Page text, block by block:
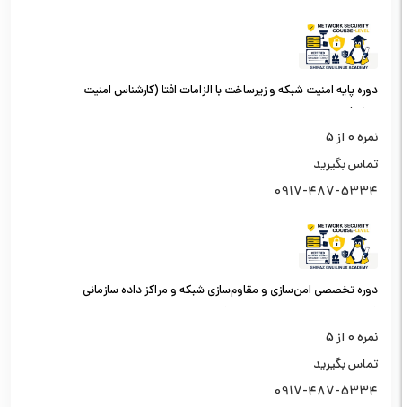
دوره پایه امنیت شبکه و زیرساخت با الزامات افتا (کارشناس امنیت
شبکه)
نمره0 از 5
تماس بگیرید
0917-487-5334
دوره تخصصی امن‌سازی و مقاوم‌سازی شبکه و مراکز داده سازمانی
(کارشناس امنیت شبکه سطح یک)
نمره0 از 5
تماس بگیرید
0917-487-5334